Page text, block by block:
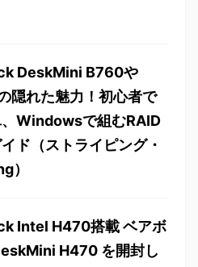
DeskMini B760や
隠れた魅力！初心者で
、Windowsで組むRAID
ド（ストライピング・
）
Intel H470搭載 ベアボ
H470 を開封し